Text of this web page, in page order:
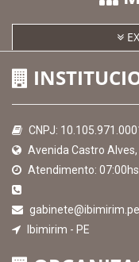
CNPJ:
Avenida Castro
Atendimento:
Ibimirim - PE